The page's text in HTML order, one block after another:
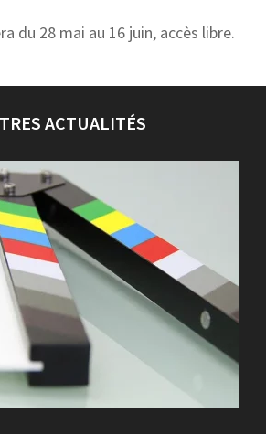
du 28 mai au 16 juin, accès libre.
ACTUALITÉS